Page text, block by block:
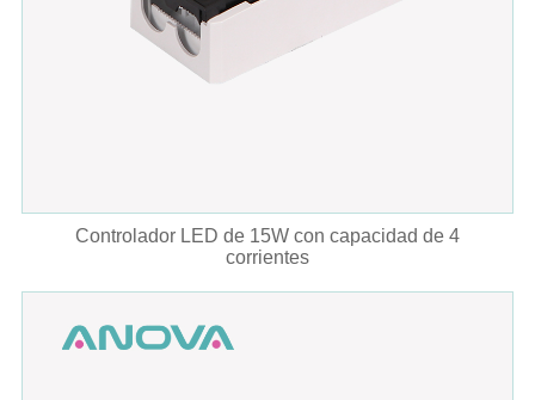
Controlador LED de 15W con capacidad de 4
corrientes